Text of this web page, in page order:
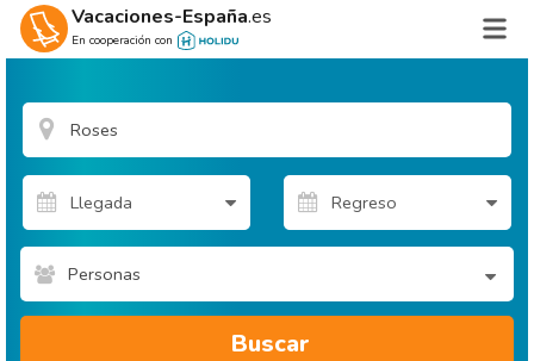
Vacaciones-España.es
En cooperación con
Personas
Buscar